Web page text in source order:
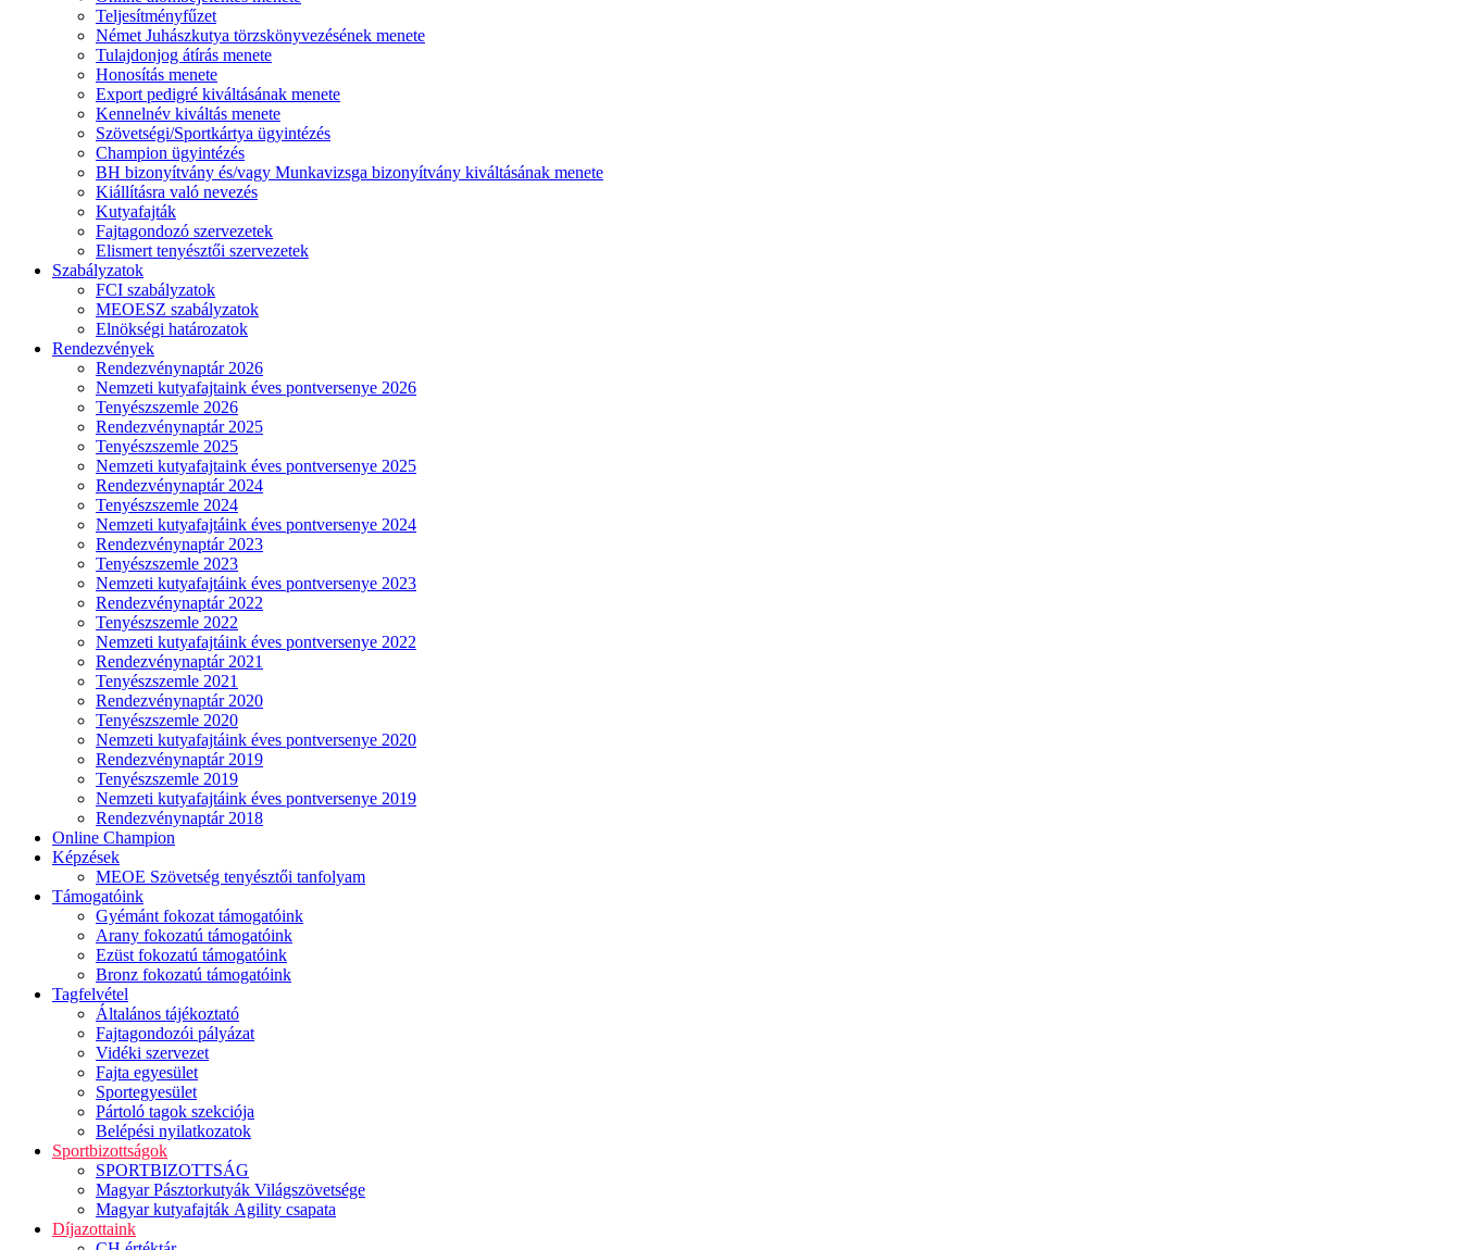
Teljesítményfűzet
Német Juhászkutya törzskönyvezésének menete
Tulajdonjog átírás menete
Honosítás menete
Export pedigré kiváltásának menete
Kennelnév kiváltás menete
Szövetségi/Sportkártya ügyintézés
Champion ügyintézés
BH bizonyítvány és/vagy Munkavizsga bizonyítvány kiváltásának menete
Kiállításra való nevezés
Kutyafajták
Fajtagondozó szervezetek
Elismert tenyésztői szervezetek
Szabályzatok
FCI szabályzatok
MEOESZ szabályzatok
Elnökségi határozatok
Rendezvények
Rendezvénynaptár 2026
Nemzeti kutyafajtaink éves pontversenye 2026
Tenyészszemle 2026
Rendezvénynaptár 2025
Tenyészszemle 2025
Nemzeti kutyafajtaink éves pontversenye 2025
Rendezvénynaptár 2024
Tenyészszemle 2024
Nemzeti kutyafajtáink éves pontversenye 2024
Rendezvénynaptár 2023
Tenyészszemle 2023
Nemzeti kutyafajtáink éves pontversenye 2023
Rendezvénynaptár 2022
Tenyészszemle 2022
Nemzeti kutyafajtáink éves pontversenye 2022
Rendezvénynaptár 2021
Tenyészszemle 2021
Rendezvénynaptár 2020
Tenyészszemle 2020
Nemzeti kutyafajtáink éves pontversenye 2020
Rendezvénynaptár 2019
Tenyészszemle 2019
Nemzeti kutyafajtáink éves pontversenye 2019
Rendezvénynaptár 2018
Online Champion
Képzések
MEOE Szövetség tenyésztői tanfolyam
Támogatóink
Gyémánt fokozat támogatóink
Arany fokozatú támogatóink
Ezüst fokozatú támogatóink
Bronz fokozatú támogatóink
Tagfelvétel
Általános tájékoztató
Fajtagondozói pályázat
Vidéki szervezet
Fajta egyesület
Sportegyesület
Pártoló tagok szekciója
Belépési nyilatkozatok
Sportbizottságok
SPORTBIZOTTSÁG
Magyar Pásztorkutyák Világszövetsége
Magyar kutyafajták Agility csapata
Díjazottaink